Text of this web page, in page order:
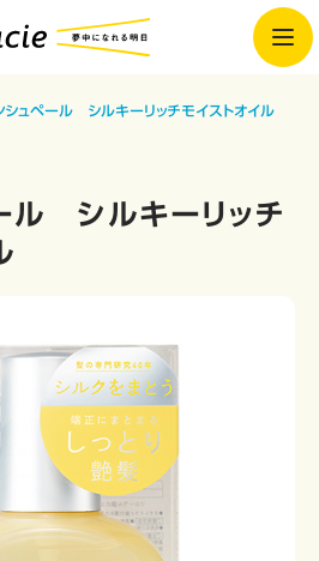
シュペール シルキーリッチモイストオイル
ル シルキーリッチ